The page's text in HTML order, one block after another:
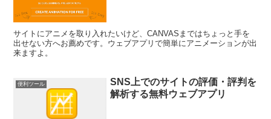
サイトにアニメを取り入れたいけど、CANVASまではちょっと手を
出せない方へお薦めです。ウェブアプリで簡単にアニメーションが出
来ますよ。
便利ツール
SNS上でのサイトの評価・評判を
解析する無料ウェブアプリ